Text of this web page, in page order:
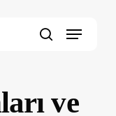
Menu
ve